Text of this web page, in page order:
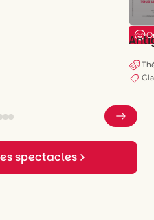
spectacles